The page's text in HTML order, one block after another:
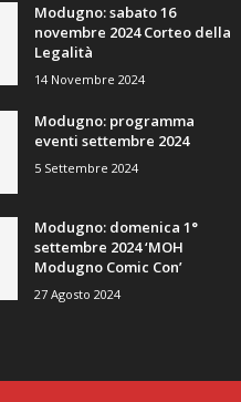
Modugno: sabato 16
novembre 2024 Corteo della
Legalità
14 Novembre 2024
Modugno: programma
eventi settembre 2024
5 Settembre 2024
Modugno: domenica 1°
settembre 2024 ‘MOH
Modugno Comic Con’
27 Agosto 2024